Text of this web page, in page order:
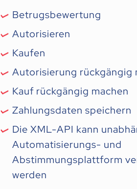
Betrugsbewertung
Autorisieren
Kaufen
Autorisierung rückgängig
Kauf rückgängig machen
Zahlungsdaten speichern
Die XML-API kann
Automatisierungs- und
Abstimmungsplattform
werden